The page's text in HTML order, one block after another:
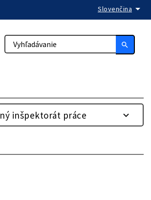
Slovenčina arrow_drop_down
search
inšpektorát práce